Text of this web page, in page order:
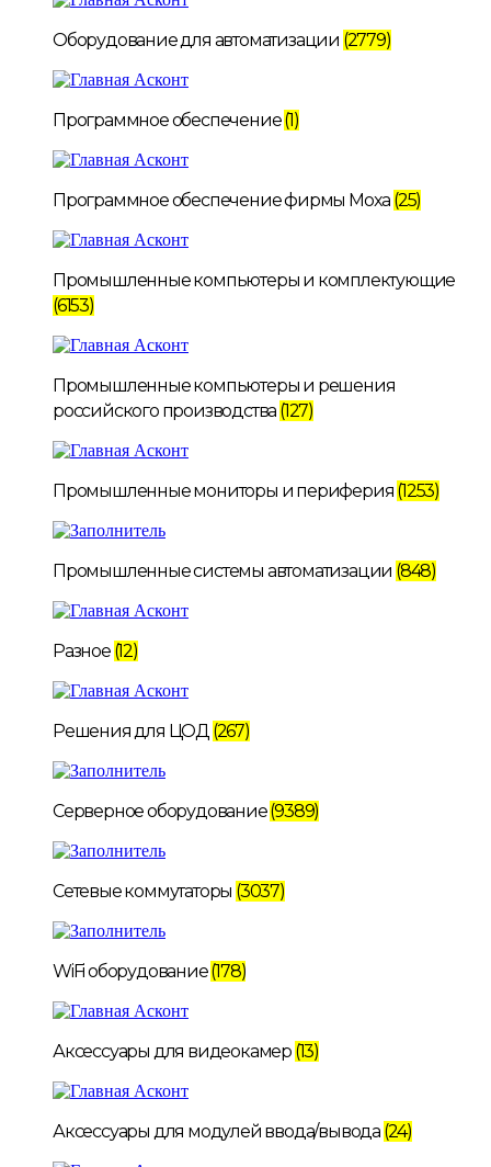
Оборудование для автоматизации (2779)
Программное обеспечение(1)
Программное обеспечение фирмы Moxa (25)
Промышленные компьютеры и комплектующие
(6153)
Промышленные компьютеры и решения
российского производства (127)
Промышленные мониторы и периферия (1253)
Промышленные системы автоматизации (848)
Разное (12)
Решения для ЦОД (267)
Серверное оборудование(9389)
Сетевые коммутаторы (3037)
WiFi оборудование(178)
Аксессуары для видеокамер (13)
Аксессуары для модулей ввода/вывода (24)